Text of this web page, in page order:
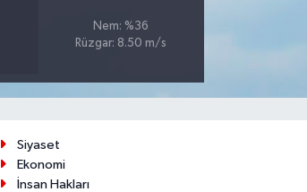
Nem: %36
Rüzgar: 8.50 m/s
Siyaset
Ekonomi
İnsan Hakları